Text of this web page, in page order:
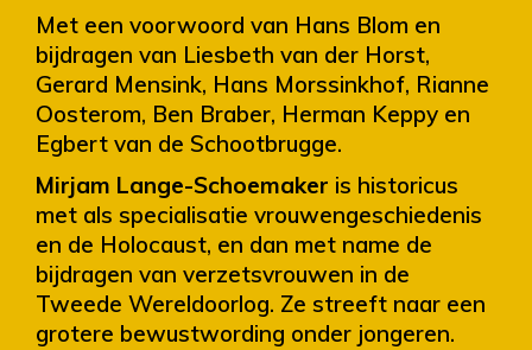
Met een voorwoord van Hans Blom en
bijdragen van Liesbeth van der Horst,
Gerard Mensink, Hans Morssinkhof, Rianne
Oosterom, Ben Braber, Herman Keppy en
Egbert van de Schootbrugge.
Mirjam Lange-Schoemaker is historicus
met als specialisatie vrouwengeschiedenis
en de Holocaust, en dan met name de
bijdragen van verzetsvrouwen in de
Tweede Wereldoorlog. Ze streeft naar een
grotere bewustwording onder jongeren.